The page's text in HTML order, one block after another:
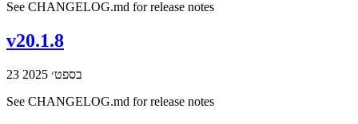
See CHANGELOG.md for release notes
v20.1.8
23 בספט׳ 2025
See CHANGELOG.md for release notes